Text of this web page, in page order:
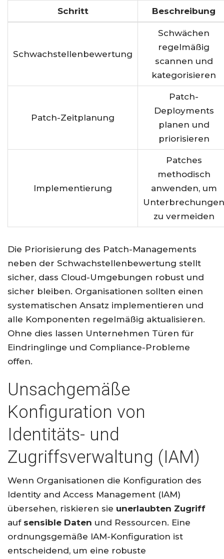
Schritt Beschreibung
Schwachstellenbewertung
Schwächen
regelmäßig
scannen und
kategorisieren
Patch-Zeitplanung
Patch-
Deployments
planen und
priorisieren
Implementierung
Patches
methodisch
anwenden, um
Unterbrechungen
zu vermeiden
Die Priorisierung des Patch-Managements
neben der Schwachstellenbewertung stellt
sicher, dass Cloud-Umgebungen robust und
sicher bleiben. Organisationen sollten einen
systematischen Ansatz implementieren und
alle Komponenten regelmäßig aktualisieren.
Ohne dies lassen Unternehmen Türen für
Eindringlinge und Compliance-Probleme
offen.
Unsachgemäße
Konfiguration von
Identitäts- und
Zugriffsverwaltung (IAM)
Wenn Organisationen die Konfiguration des
Identity and Access Management (IAM)
übersehen, riskieren sie unerlaubten Zugriff
auf sensible Daten und Ressourcen. Eine
ordnungsgemäße IAM-Konfiguration ist
entscheidend, um eine robuste